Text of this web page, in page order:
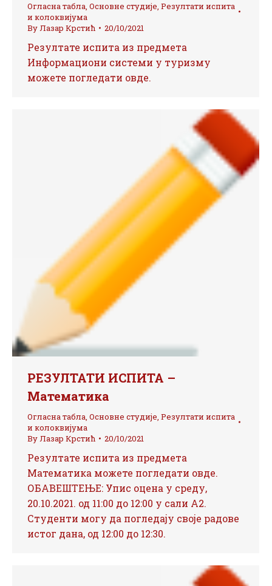
Огласна табла, Основне студије, Резултати испита
и колоквијума
ByЛазар Крстић 20/10/2021
Резултате испита из предмета
Информациони системи у туризму
можете погледати овде.
РЕЗУЛТАТИ ИСПИТА –
Математика
Огласна табла, Основне студије, Резултати испита
и колоквијума
ByЛазар Крстић 20/10/2021
Резултате испита из предмета
Математика можете погледати овде.
ОБАВЕШТЕЊЕ: Упис оцена у среду,
20.10.2021. од 11:00 до 12:00 у сали А2.
Студенти могу да погледају своје радове
истог дана, од 12:00 до 12:30.